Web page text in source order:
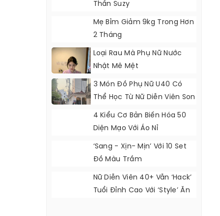
Thần Suzy
Mẹ Bỉm Giảm 9kg Trong Hơn
2 Tháng
Loại Rau Mà Phụ Nữ Nước
Nhật Mê Mệt
3 Món Đồ Phụ Nữ U40 Có
Thể Học Từ Nữ Diễn Viên Son
Ye Jin
4 Kiểu Cơ Bản Biến Hóa 50
Diện Mạo Với Áo Nỉ
‘Sang - Xịn- Mịn’ Với 10 Set
Đồ Màu Trầm
Nữ Diễn Viên 40+ Vẫn ‘hack’
Tuổi Đỉnh Cao Với ‘style’ Ăn